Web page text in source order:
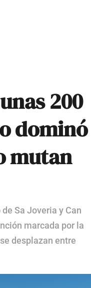
200
dominó
mutan
Sa Joveria y Can
marcada por la
desplazan entre